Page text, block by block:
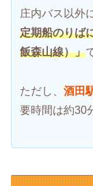
庄内バス以外
定期船のりば
飯森山線）」
ただし、 酒田
要時間は約30